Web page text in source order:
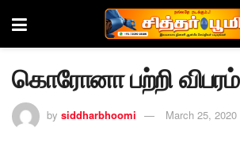
கொரோனா பற்றி விபரம்
by siddharbhoomi March 25, 2020